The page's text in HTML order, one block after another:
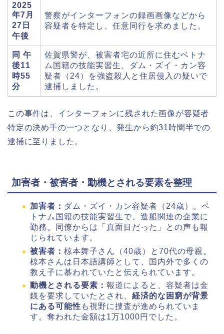
2025
年7月
27日
午後
警察がインターフォンの録画画像などから
容疑者を特定し、任意同行を求めました。
同 午
後11
時55
分
佐賀県警が、被害者宅の近所に住むベトナ
ム国籍の技能実習生、ダム・ズイ・カン容
疑者（24）を強盗殺人と住居侵入の疑いで
逮捕しました。
この事件は、インターフォンに残された画像が容疑者
特定の決め手の一つとなり、発生から約31時間半での
逮捕に至りました。
加害者・被害者・動機とされる要素を整理
加害者： ダム・ズイ・カン容疑者（24歳）。ベ
トナム国籍の技能実習生で、造船関連の企業に
勤務。同僚からは「真面目だった」との声も報
じられています。
被害者： 椋本舞子さん（40歳）と70代の母親。
椋本さんは日本語講師として、国内外で多くの
教え子に慕われていたと伝えられています。
動機とされる要素： 報道によると、容疑者は金
銭を要求していたとされ、 経済的な困窮が背景
にある可能性 も視野に捜査が進められていま
す。奪われた金額は1万1000円でした。